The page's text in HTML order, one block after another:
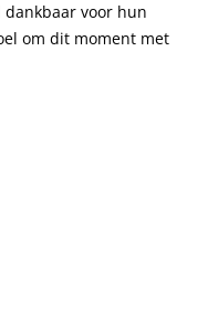
voor hun
om dit moment met